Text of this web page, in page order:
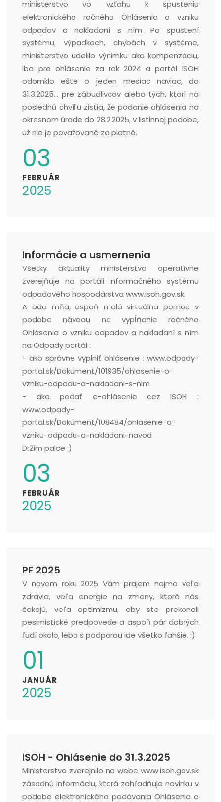
ministerstvo vo vzťahu k spusteniu
elektronického ročného Ohlásenia o vzniku
odpadov a nakladaní s ním. Po spustení
systému, výpadkoch, chybách v systéme,
ministerstvo udelilo výnimku ako kompenzáciu,
iba pre ohlásenie za rok 2024 a portál ISOH
odomklo ešte o jeden mesiac naviac, do
31.3.2025... pre zábudlivcov alebo tých, ktorí na
poslednú chvíľu zistia, že podanie ohlásenia na
okresnom úrade do 28.2.2025, v listinnej podobe,
už nie je považované za platné.
03
FEBRUÁR
2025
Informácie a usmernenia
Všetky aktuality ministerstvo operatívne
zverejňuje na portáli informačného systému
odpadového hospodárstva www.isoh.gov.sk.
A odo mňa, aspoň malá virtuálna pomoc v
podobe návodu na vypĺňanie ročného
Ohlásenia o vzniku odpadov a nakladaní s ním
na Odpady portál :
- ako správne vyplniť ohlásenie : www.odpady-
portal.sk/Dokument/101935/ohlasenie-o-
vzniku-odpadu-a-nakladani-s-nim
- ako podať e-ohlásenie cez ISOH :
www.odpady-
portal.sk/Dokument/108484/ohlasenie-o-
vzniku-odpadu-a-nakladani-navod
Držím palce :)
03
FEBRUÁR
2025
PF 2025
V novom roku 2025 Vám prajem najmä veľa
zdravia, veľa energie na zmeny, ktoré nás
čakajú, veľa optimizmu, aby ste prekonali
pesimistické predpovede a aspoň pár dobrých
ľudí okolo, lebo s podporou ide všetko ľahšie. :)
01
JANUÁR
2025
ISOH - Ohlásenie do 31.3.2025
Ministerstvo zverejnilo na webe www.isoh.gov.sk
zásadnú informáciu, ktorá zohľadňuje novinku v
podobe elektronického podávania Ohlásenia o